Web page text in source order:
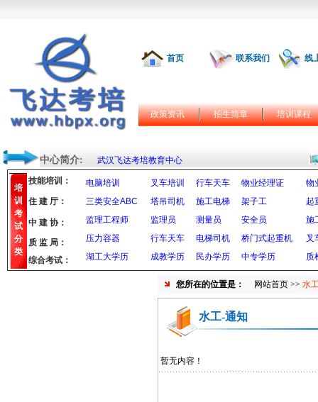
首页 联系我们 线
政策资讯 招生简章 培训课程
中心简介: 武汉飞达考培教育中心
培
训
考
试
分
类
技能培训： 电脑培训 叉车培训 行车天车 物业经理证
物
三类安全ABC
塔吊司机 施工电梯 架子工
起
监理工程师
监理员 测量员 安全员
施
压力容器
行车天车 电梯司机 桥门式起重机
叉
湖工大学历
成教学历 民办学历 中专学历 质
住 建 厅：
中 建 协：
质 监 局：
综合考试：
您所在的位置是： 网站首页 >> 水
水工-通知
暂无内容！